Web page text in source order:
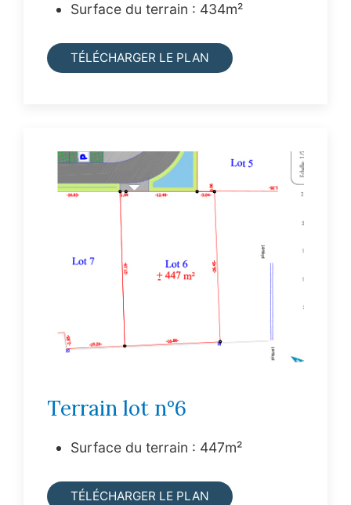
Surface du terrain : 434m²
TÉLÉCHARGER LE PLAN
Terrain lot n°6
Surface du terrain : 447m²
TÉLÉCHARGER LE PLAN